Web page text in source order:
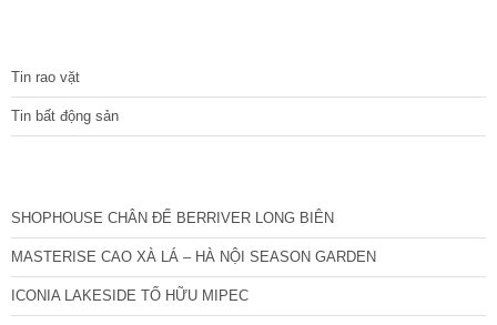
Tin rao vặt
Tin bất động sản
SHOPHOUSE CHÂN ĐẾ BERRIVER LONG BIÊN
MASTERISE CAO XÀ LÁ – HÀ NỘI SEASON GARDEN
ICONIA LAKESIDE TỐ HỮU MIPEC